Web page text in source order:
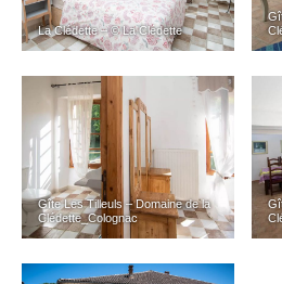
La Clédette – © La Clédette
Gîte Les Tilleuls – Domaine de la
Clédette_Colognac